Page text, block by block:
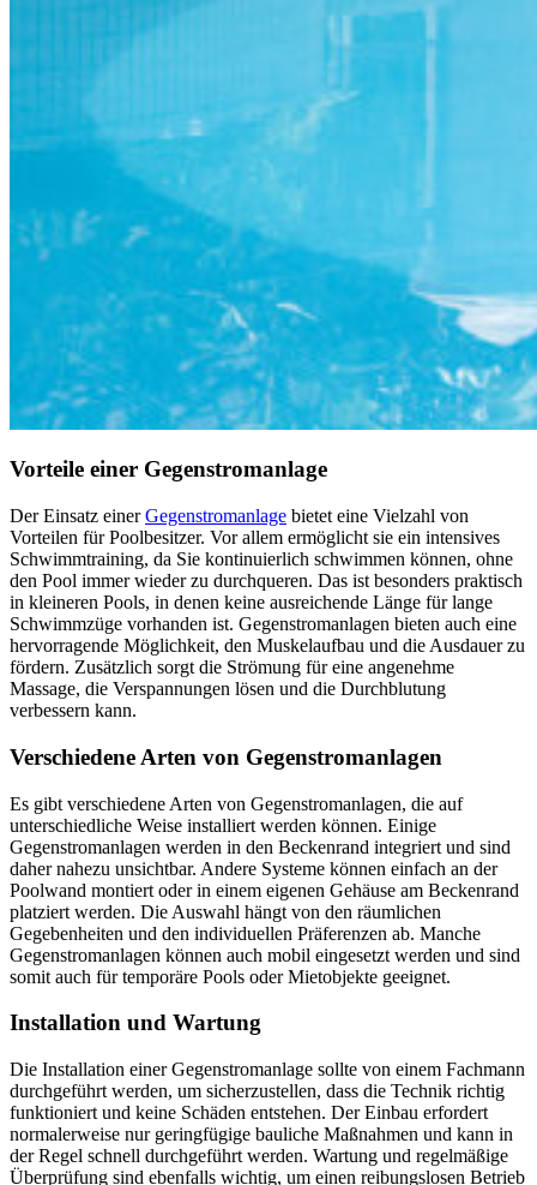
Vorteile einer Gegenstromanlage
Der Einsatz einerGegenstromanlage bietet eine Vielzahl von
Vorteilen für Poolbesitzer. Vor allem ermöglicht sie ein intensives
Schwimmtraining, da Sie kontinuierlich schwimmen können, ohne
den Pool immer wieder zu durchqueren. Das ist besonders praktisch
in kleineren Pools, in denen keine ausreichende Länge für lange
Schwimmzüge vorhanden ist. Gegenstromanlagen bieten auch eine
hervorragende Möglichkeit, den Muskelaufbau und die Ausdauer zu
fördern. Zusätzlich sorgt die Strömung für eine angenehme
Massage, die Verspannungen lösen und die Durchblutung
verbessern kann.
Verschiedene Arten von Gegenstromanlagen
Es gibt verschiedene Arten von Gegenstromanlagen, die auf
unterschiedliche Weise installiert werden können. Einige
Gegenstromanlagen werden in den Beckenrand integriert und sind
daher nahezu unsichtbar. Andere Systeme können einfach an der
Poolwand montiert oder in einem eigenen Gehäuse am Beckenrand
platziert werden. Die Auswahl hängt von den räumlichen
Gegebenheiten und den individuellen Präferenzen ab. Manche
Gegenstromanlagen können auch mobil eingesetzt werden und sind
somit auch für temporäre Pools oder Mietobjekte geeignet.
Installation und Wartung
Die Installation einer Gegenstromanlage sollte von einem Fachmann
durchgeführt werden, um sicherzustellen, dass die Technik richtig
funktioniert und keine Schäden entstehen. Der Einbau erfordert
normalerweise nur geringfügige bauliche Maßnahmen und kann in
der Regel schnell durchgeführt werden. Wartung und regelmäßige
Überprüfung sind ebenfalls wichtig, um einen reibungslosen Betrieb